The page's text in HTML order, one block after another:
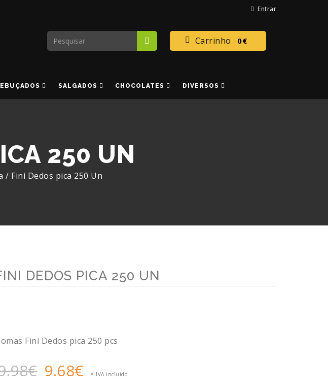
Entrar
Carrinho 0€
SALGADOS CHOCOLATES DIVERSOS
250 UN
/ Fini Dedos pica 250 Un
DEDOS PICA 250 UN
Fini Dedos pica 250 pcs
9.68€ * IVA incluído